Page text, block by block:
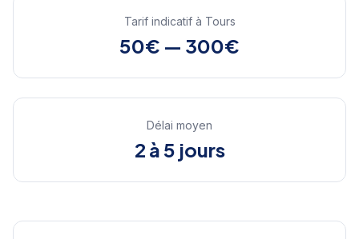
Tarif indicatif à Tours
50€ — 300€
Délai moyen
2 à 5 jours